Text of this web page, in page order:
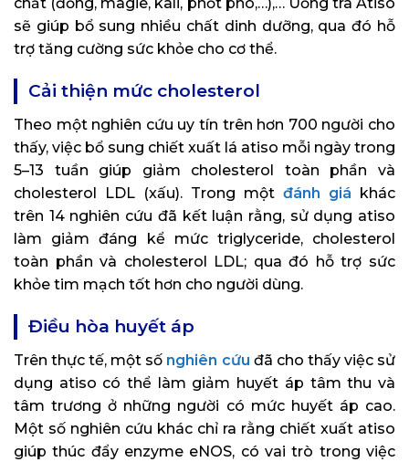
sẽ giúp bổ sung nhiều chất dinh dưỡng, qua đó hỗ
trợ tăng cường sức khỏe cho cơ thể.
Cải thiện mức cholesterol
Theo một nghiên cứu uy tín trên hơn 700 người cho
thấy, việc bổ sung chiết xuất lá atiso mỗi ngày trong
5–13 tuần giúp giảm cholesterol toàn phần và
cholesterol LDL (xấu). Trong một đánh giá khác
trên 14 nghiên cứu đã kết luận rằng, sử dụng atiso
làm giảm đáng kể mức triglyceride, cholesterol
toàn phần và cholesterol LDL; qua đó hỗ trợ sức
khỏe tim mạch tốt hơn cho người dùng.
Điều hòa huyết áp
Trên thực tế, một số nghiên cứu đã cho thấy việc sử
dụng atiso có thể làm giảm huyết áp tâm thu và
tâm trương ở những người có mức huyết áp cao.
Một số nghiên cứu khác chỉ ra rằng chiết xuất atiso
giúp thúc đẩy enzyme eNOS, có vai trò trong việc